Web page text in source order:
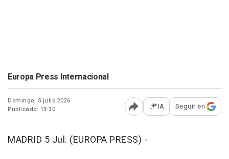
Europa Press Internacional
Domingo, 5 julio 2026
Publicado: 13:30
Abrir opciones para
IA Seguir en
MADRID 5 Jul. (EUROPA PRESS) -